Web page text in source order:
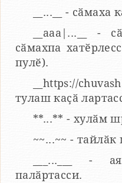
__...__ - сӑмаха
__aaa|...__ -
сӑмахпа
пулӗ).
__https://
тулаш каҫӑ
**...** - хулӑм
~~...~~ -
___...___ -
палӑртасси.